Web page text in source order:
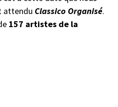
attendu Classico Organisé.
157 artistes de la